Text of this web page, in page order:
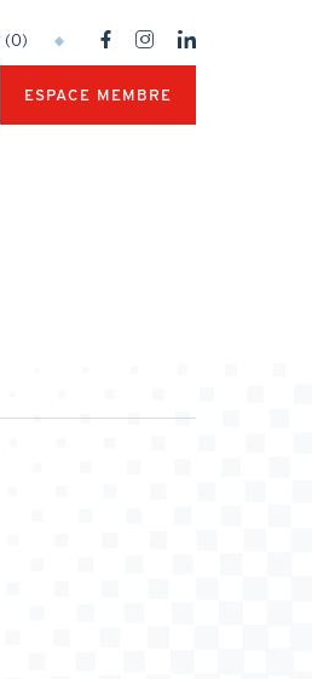
(0)
SOCIAL
NETWORKS
ESPACE MEMBRE